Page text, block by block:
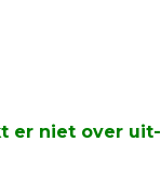
er niet over uit-